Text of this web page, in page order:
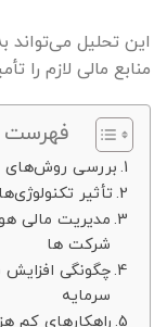
این تحلیل
منابع مالی لازم را
فهرست
بررسی روش‌های
تأثیر
مدیریت مالی
شرکت ها
چگونگی
سرمایه
راهکارهای کم